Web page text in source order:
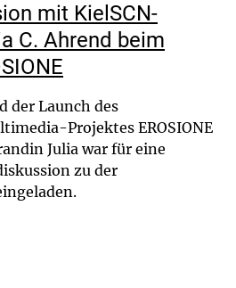
mit KielSCN-
C. Ahrend beim
der Launch des
Projektes EROSIONE
Julia war für eine
zu der